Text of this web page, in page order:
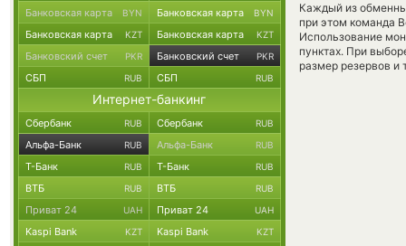
Каждый из
при этом команда
Использование
пунктах. При
размер резервов и
Банковская карта BYN Банковская карта BYN
Банковская карта KZT Банковская карта KZT
Банковский счет PKR Банковский счет PKR
СБП RUB СБП RUB
Интернет-банкинг
Сбербанк RUB Сбербанк RUB
Альфа-Банк RUB Альфа-Банк RUB
Т-Банк RUB Т-Банк RUB
ВТБ RUB ВТБ RUB
Приват 24 UAH Приват 24 UAH
Kaspi Bank KZT Kaspi Bank KZT